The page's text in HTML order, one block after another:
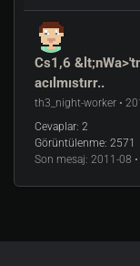
Cs1,6
acılmıstırr..
th3_night-worker •
Cevaplar: 2
Görüntülenme: 2571
Son mesaj: 2011-08 •